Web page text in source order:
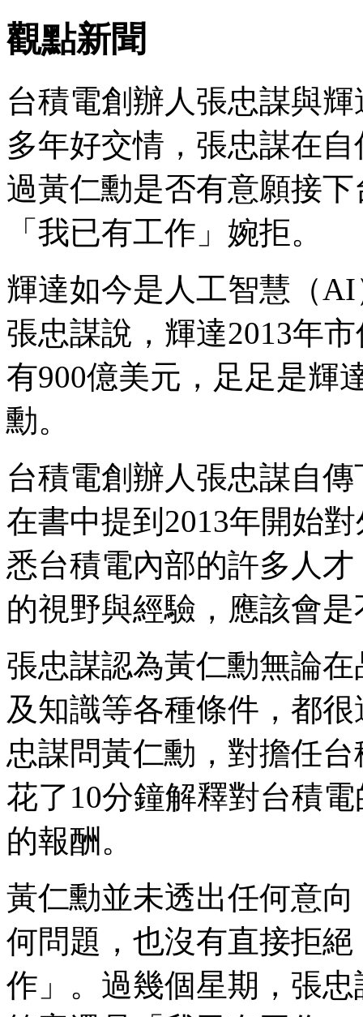
觀點新聞
台積電創辦人張忠謀與
多年好交情，張忠謀在
過黃仁勳是否有意願接
「我已有工作」婉拒。
輝達如今是人工智慧（
張忠謀說，輝達2013年
有900億美元，足足是輝
勳。
台積電創辦人張忠謀自
在書中提到2013年開始
悉台積電內部的許多人
的視野與經驗，應該會
張忠謀認為黃仁勳無論
及知識等各種條件，都
忠謀問黃仁勳，對擔任
花了10分鐘解釋對台積
的報酬。
黃仁勳並未透出任何意
何問題，也沒有直接拒
作」。過幾個星期，張